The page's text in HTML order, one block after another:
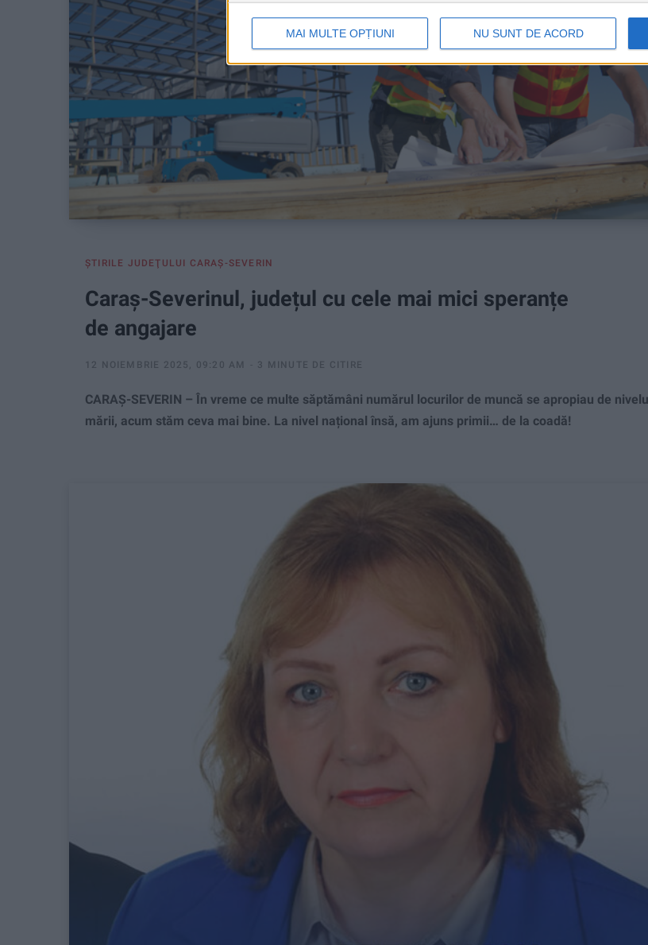
MAI MULTE OPȚIUNI NU SUNT DE ACORD
ŞTIRILE JUDEŢULUI CARAŞ-SEVERIN
Caraș-Severinul, județul cu cele mai mici speranțe
de angajare
12 NOIEMBRIE 2025, 09:20 AM 3 MINUTE DE CITIRE
CARAȘ-SEVERIN – În vreme ce multe săptămâni numărul locurilor de muncă se apropiau de nivelul
mării, acum stăm ceva mai bine. La nivel național însă, am ajuns primii… de la coadă!